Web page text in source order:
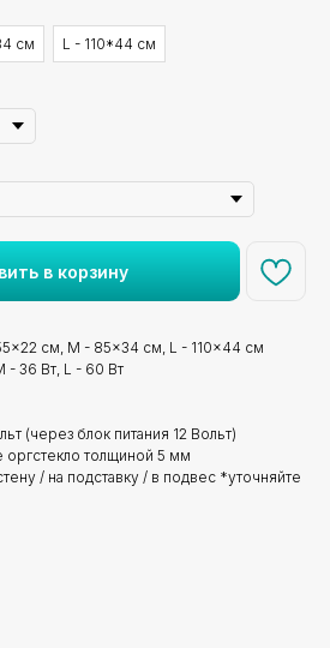
см L - 110*44 см
в корзину
см, M - 85x34 см, L - 110x44 см
- 36 Вт, L - 60 Вт
(через блок питания 12 Вольт)
оргстекло толщиной 5 мм
/ на подставку / в подвес *уточняйте